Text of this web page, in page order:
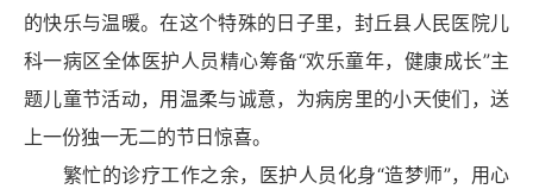
的快乐与温暖。在这个特殊的日子里，封丘县人民医院儿
科一病区全体医护人员精心筹备“欢乐童年，健康成长”主
题儿童节活动，用温柔与诚意，为病房里的小天使们，送
上一份独一无二的节日惊喜。
繁忙的诊疗工作之余，医护人员化身“造梦师”，用心